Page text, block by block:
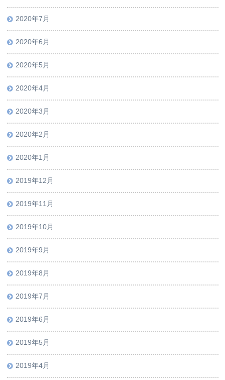
2020年7月
2020年6月
2020年5月
2020年4月
2020年3月
2020年2月
2020年1月
2019年12月
2019年11月
2019年10月
2019年9月
2019年8月
2019年7月
2019年6月
2019年5月
2019年4月